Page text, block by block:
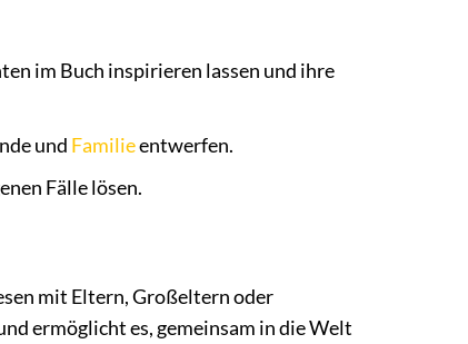
im Buch inspirieren lassen und ihre
und Familieentwerfen.
Fälle lösen.
mit Eltern, Großeltern oder
ermöglicht es, gemeinsam in die Welt